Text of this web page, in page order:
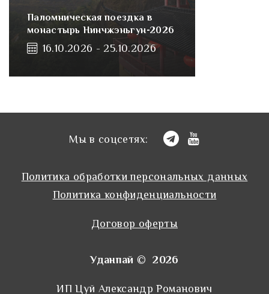
Паломническая поездка в
монастырь Нинчжэньгун-2026
16.10.2026 - 25.10.2026
Мы в соцсетях:
Политика обработки персональных данных
Политика конфиденциальности
Договор оферты
Уданпай © 2026
ИП Цуй Александр Романович